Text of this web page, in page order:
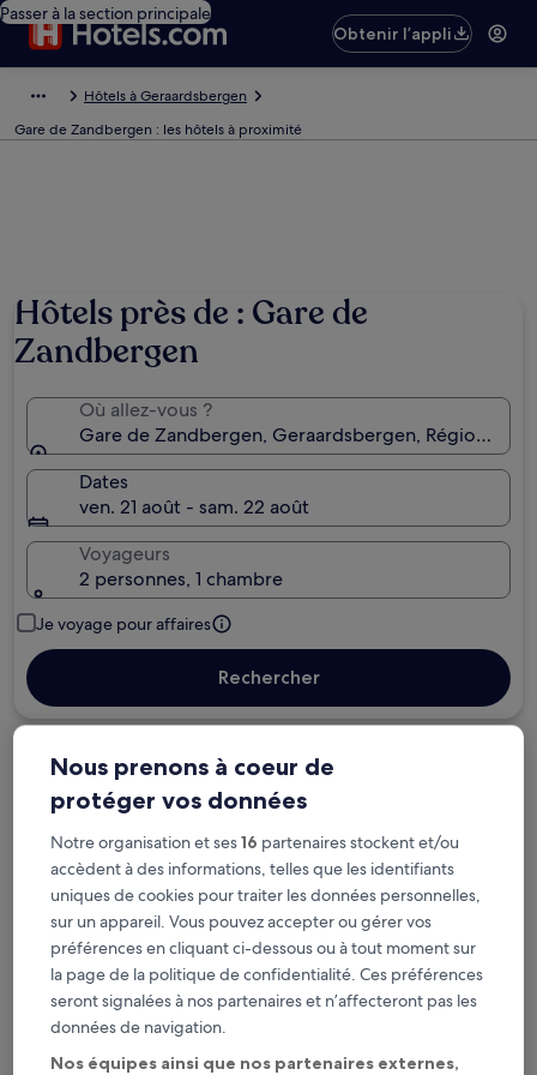
Passer à la section principale
Obtenir l’appli
Hôtels à Geraardsbergen
Gare de Zandbergen : les hôtels à proximité
Hôtels près de : Gare de
Zandbergen
Où allez-vous ?
Gare de Zandbergen, Geraardsbergen, Région
Dates
ven. 21 août - sam. 22 août
Voyageurs
2 personnes, 1 chambre
Je voyage pour affaires
Rechercher
Options d’annulation gratuite en cas de
changement de programme
Gagnez des récompenses pour chaque
nuit séjournée
Économisez plus grâce aux Prix membres
Consultez les prix pour ces dates
Nous prenons à coeur de
protéger vos données
Notre organisation et ses16 partenaires stockent et/ou
accèdent à des informations, telles que les identifiants
uniques de cookies pour traiter les données personnelles,
sur un appareil. Vous pouvez accepter ou gérer vos
préférences en cliquant ci-dessous ou à tout moment sur
la page de la politique de confidentialité. Ces préférences
seront signalées à nos partenaires et n’affecteront pas les
données de navigation.
Nos équipes ainsi que nos partenaires externes,